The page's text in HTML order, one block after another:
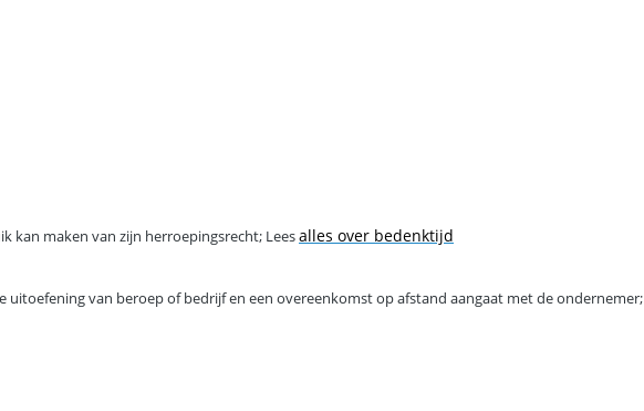
kan maken van zijn herroepingsrecht; Leesalles over bedenktijd
van beroep of bedrijf en een overeenkomst op afstand aangaat met de ondernemer;